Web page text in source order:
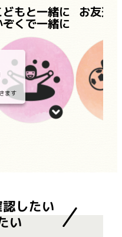
どもと一緒に
ぞくで一緒に
お友達
ます
したい
い